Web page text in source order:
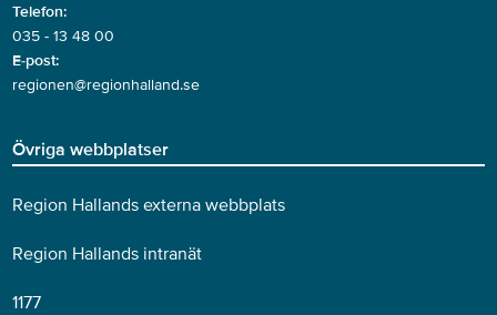
Telefon:
035 - 13 48 00
E-post:
regionen@regionhalland.se
Övriga webbplatser
Region Hallands externa webbplats
Region Hallands intranät
1177